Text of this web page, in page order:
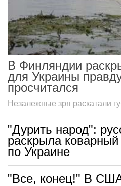
В Финляндии
для Украины
просчитался
Незалежные зря раскатали
"Дурить народ":
раскрыла
по Украине
"Все, конец!" В